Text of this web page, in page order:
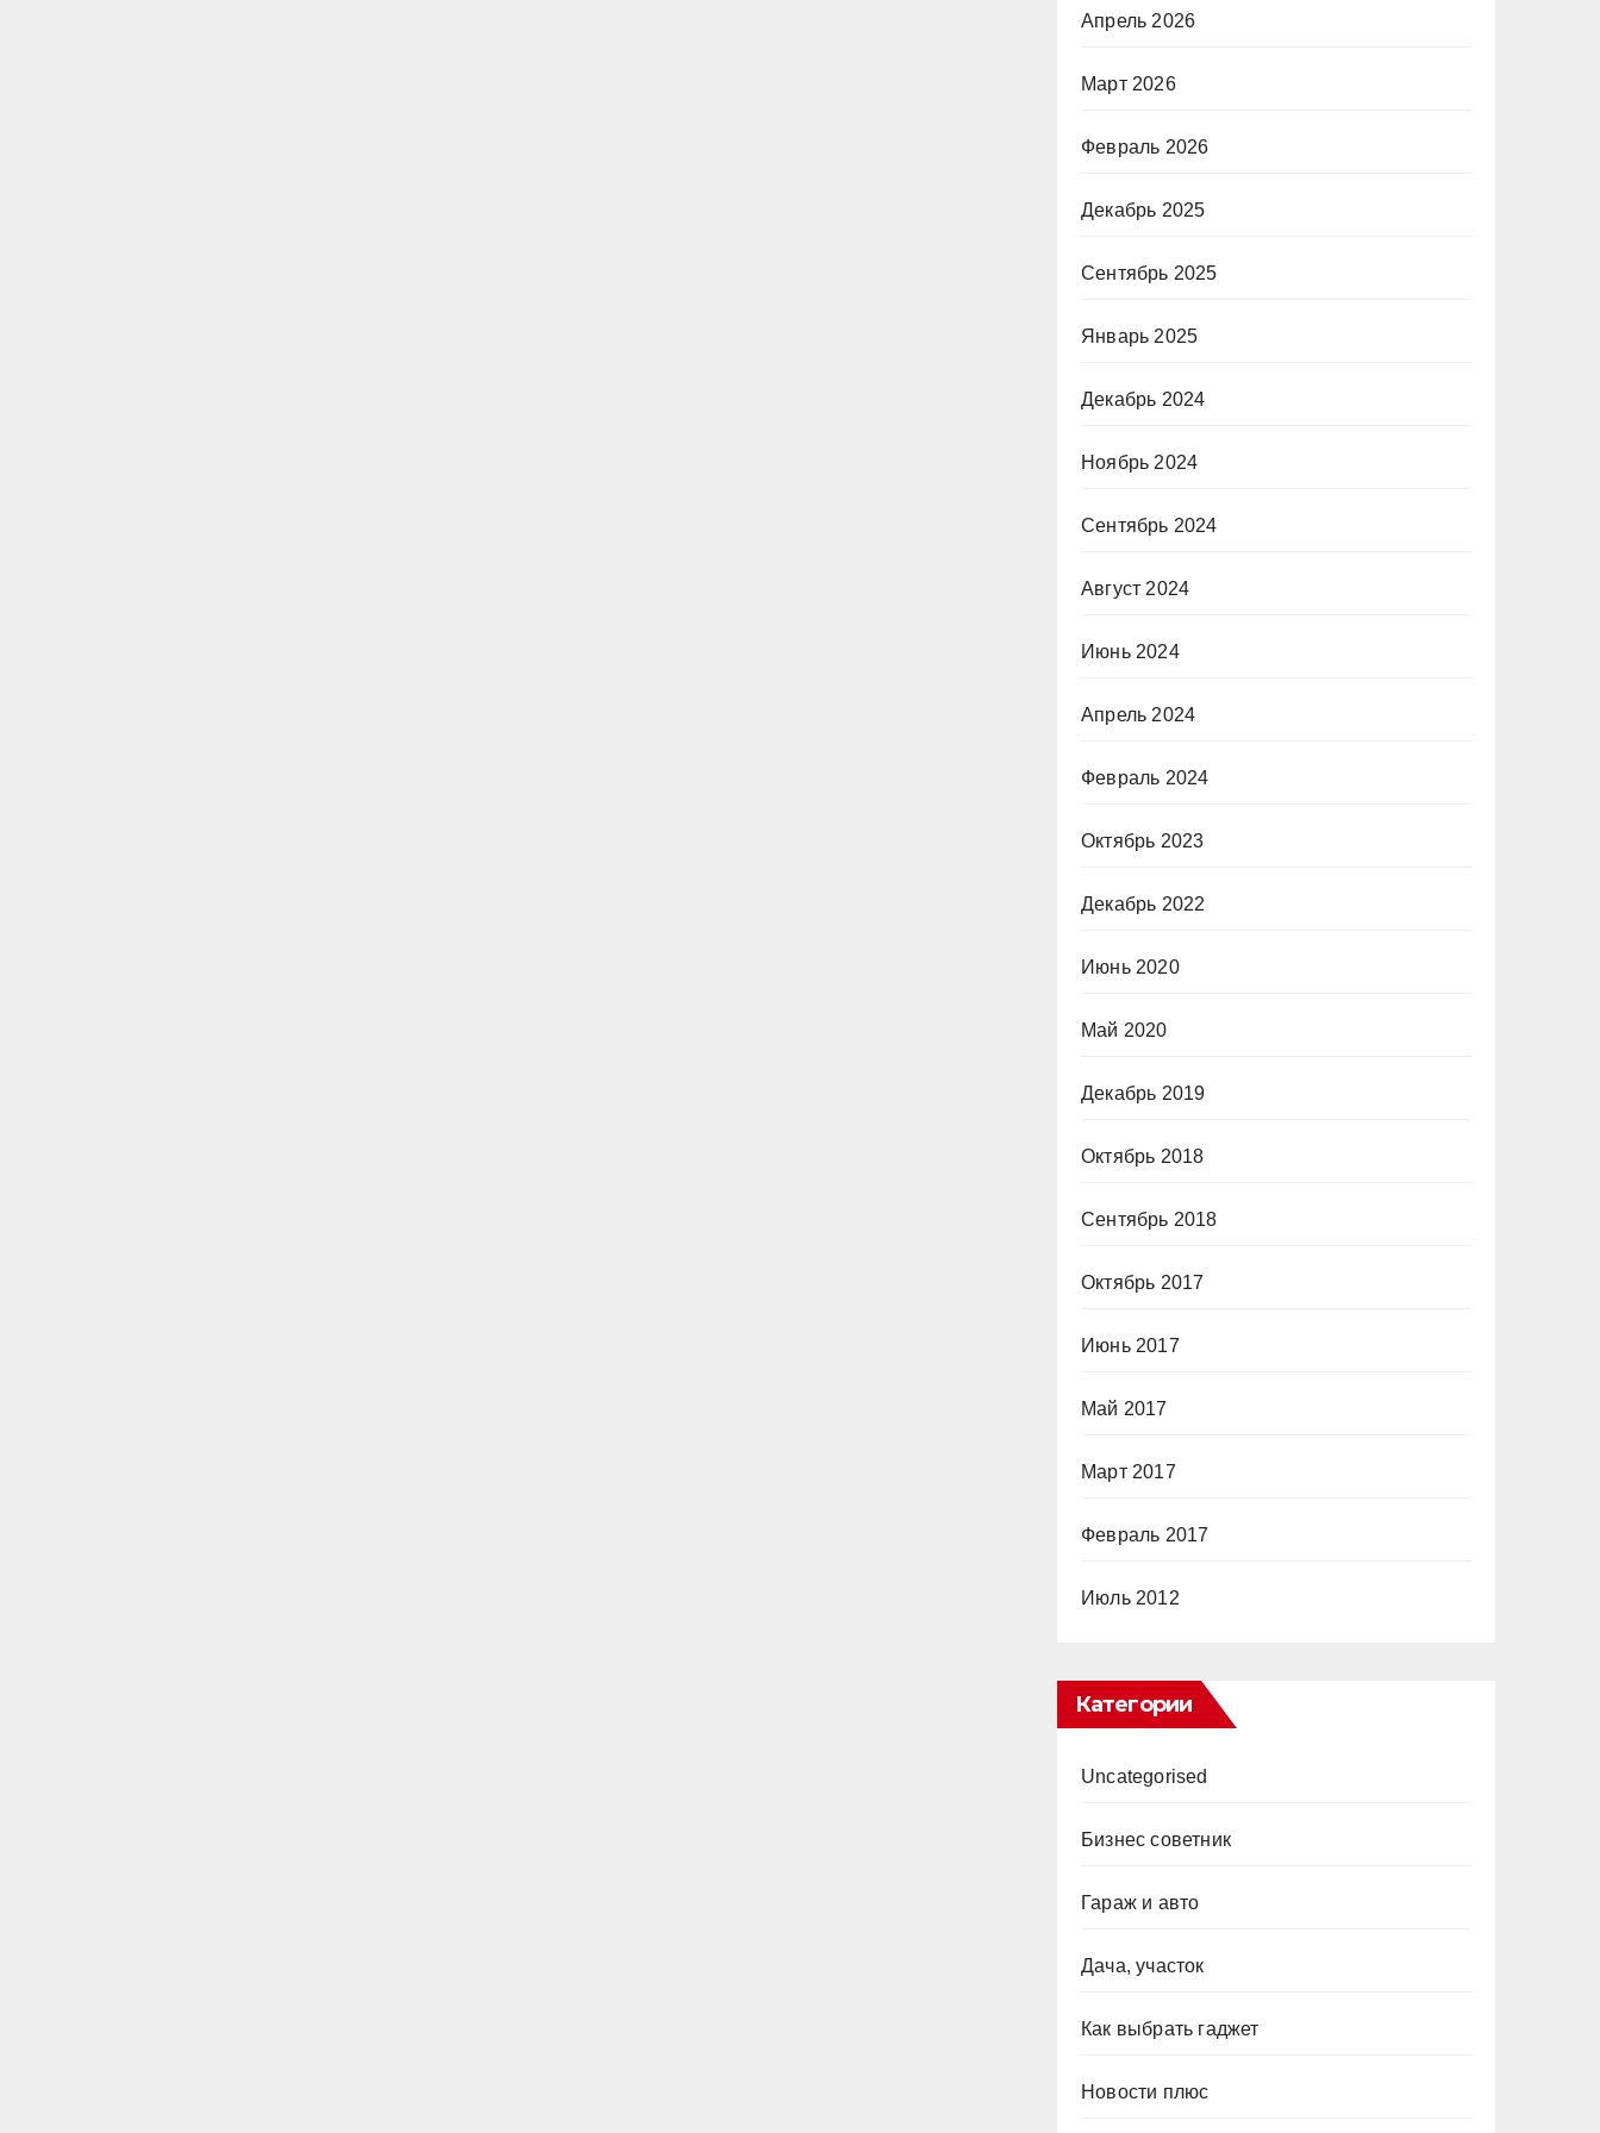
Апрель 2026
Март 2026
Февраль 2026
Декабрь 2025
Сентябрь 2025
Январь 2025
Декабрь 2024
Ноябрь 2024
Сентябрь 2024
Август 2024
Июнь 2024
Апрель 2024
Февраль 2024
Октябрь 2023
Декабрь 2022
Июнь 2020
Май 2020
Декабрь 2019
Октябрь 2018
Сентябрь 2018
Октябрь 2017
Июнь 2017
Май 2017
Март 2017
Февраль 2017
Июль 2012
Категории
Uncategorised
Бизнес советник
Гараж и авто
Дача, участок
Как выбрать гаджет
Новости плюс